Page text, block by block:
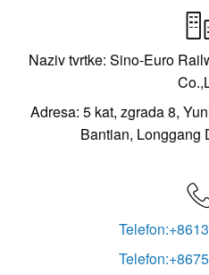
Naziv tvrtke: Sino-Euro
Adresa: 5 kat, zgrada 8,
Bantian, Longgang